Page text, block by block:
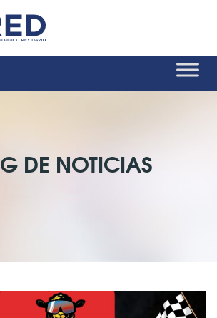
DE NOTICIAS